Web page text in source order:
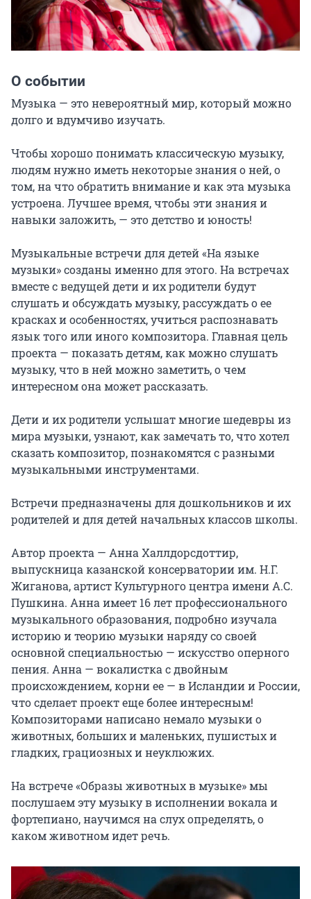
О событии
Музыка — это невероятный мир, который можно
долго и вдумчиво изучать.
Чтобы хорошо понимать классическую музыку,
людям нужно иметь некоторые знания о ней, о
том, на что обратить внимание и как эта музыка
устроена. Лучшее время, чтобы эти знания и
навыки заложить, — это детство и юность!
Музыкальные встречи для детей «На языке
музыки» созданы именно для этого. На встречах
вместе с ведущей дети и их родители будут
слушать и обсуждать музыку, рассуждать о ее
красках и особенностях, учиться распознавать
язык того или иного композитора. Главная цель
проекта — показать детям, как можно слушать
музыку, что в ней можно заметить, о чем
интересном она может рассказать.
Дети и их родители услышат многие шедевры из
мира музыки, узнают, как замечать то, что хотел
сказать композитор, познакомятся с разными
музыкальными инструментами.
Встречи предназначены для дошкольников и их
родителей и для детей начальных классов школы.
Автор проекта — Анна Халлдорсдоттир,
выпускница казанской консерватории им. Н.Г.
Жиганова, артист Культурного центра имени А.С.
Пушкина. Анна имеет 16 лет профессионального
музыкального образования, подробно изучала
историю и теорию музыки наряду со своей
основной специальностью — искусство оперного
пения. Анна — вокалистка с двойным
происхождением, корни ее — в Исландии и России,
что сделает проект еще более интересным!
Композиторами написано немало музыки о
животных, больших и маленьких, пушистых и
гладких, грациозных и неуклюжих.
На встрече «Образы животных в музыке» мы
послушаем эту музыку в исполнении вокала и
фортепиано, научимся на слух определять, о
каком животном идет речь.